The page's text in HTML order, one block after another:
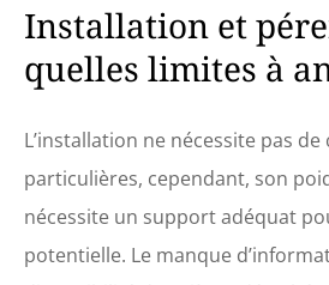
Installation et
quelles limites à
L’installation ne nécessite pas
particulières, cependant, son
nécessite un support adéquat
potentielle. Le manque